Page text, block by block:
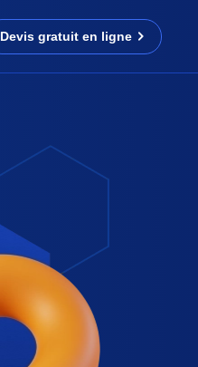
Devis gratuit en ligne